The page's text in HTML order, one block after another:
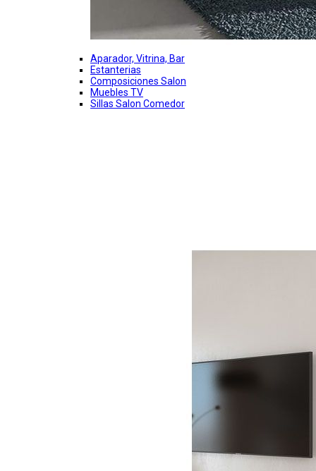
Aparador, Vitrina, Bar
Estanterias
Composiciones Salon
Muebles TV
Sillas Salon Comedor